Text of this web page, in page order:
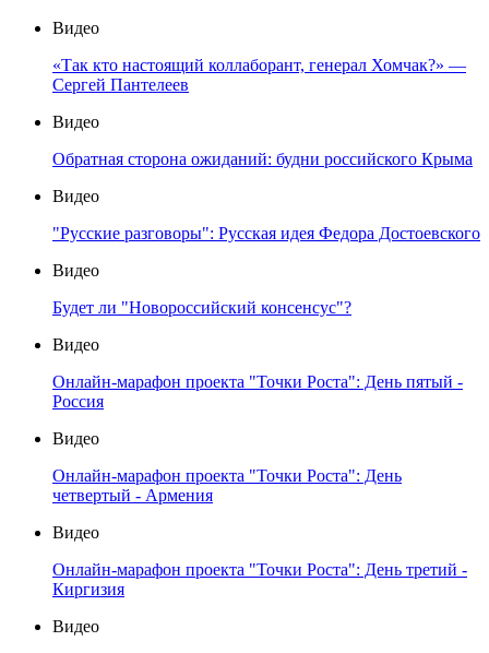
Видео
«Так кто настоящий коллаборант, генерал Хомчак?» —
Сергей Пантелеев
Видео
Обратная сторона ожиданий: будни российского Крыма
Видео
"Русские разговоры": Русская идея Федора Достоевского
Видео
Будет ли "Новороссийский консенсус"?
Видео
Онлайн-марафон проекта "Точки Роста": День пятый -
Россия
Видео
Онлайн-марафон проекта "Точки Роста": День
четвертый - Армения
Видео
Онлайн-марафон проекта "Точки Роста": День третий -
Киргизия
Видео